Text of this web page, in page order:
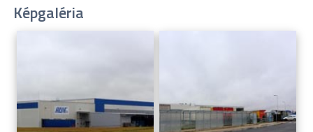
Képgaléria